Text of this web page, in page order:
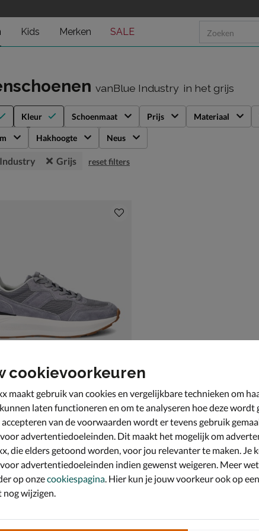
Kids Merken SALE
vanBlue Industry in het grijs
Kleur Schoenmaat Prijs Materiaal
Hakhoogte Neus
Grijs reset filters
Blue Jogger
- grijs
cookievoorkeuren
maakt gebruik van cookies en vergelijkbare technieken om
laten functioneren en om te analyseren hoe deze wordt
van de voorwaarden wordt er tevens gebruik
advertentiedoeleinden. Dit maakt het mogelijk om
die elders getoond worden, voor jou relevanter te maken. Je
advertentiedoeleinden indien gewenst weigeren. Meer
op onzecookiespagina. Hier kun je jouw voorkeur ook op
nog wijzigen.